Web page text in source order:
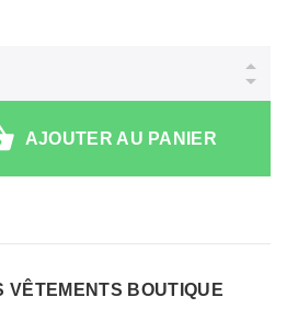
AJOUTER AU PANIER
VÊTEMENTS BOUTIQUE